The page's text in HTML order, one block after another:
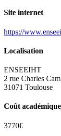
Site internet
https://
Localisation
ENSEEIHT
2 rue Charles
31071 Toulouse
Coût
3770€